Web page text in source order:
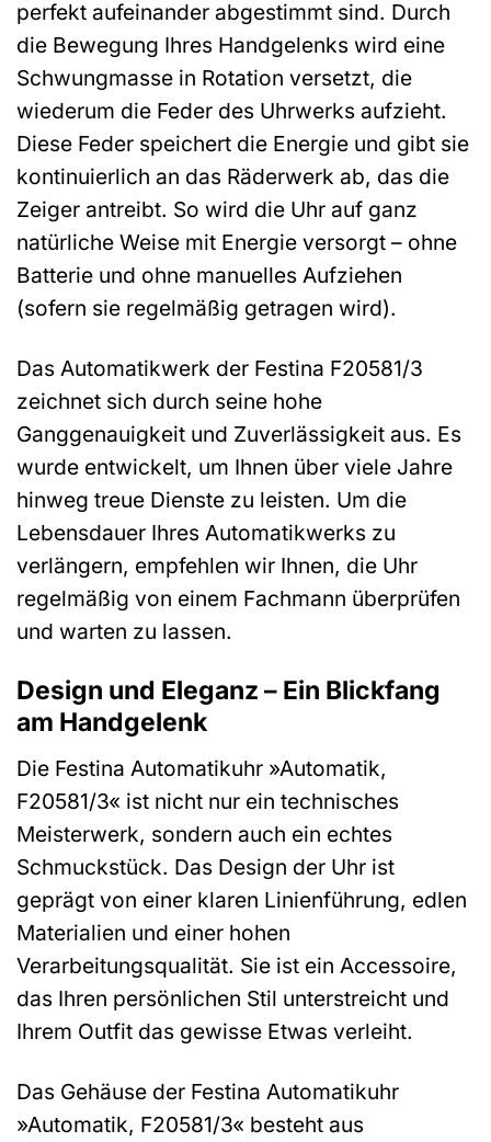
perfekt aufeinander abgestimmt sind. Durch
die Bewegung Ihres Handgelenks wird eine
Schwungmasse in Rotation versetzt, die
wiederum die Feder des Uhrwerks aufzieht.
Diese Feder speichert die Energie und gibt sie
kontinuierlich an das Räderwerk ab, das die
Zeiger antreibt. So wird die Uhr auf ganz
natürliche Weise mit Energie versorgt – ohne
Batterie und ohne manuelles Aufziehen
(sofern sie regelmäßig getragen wird).
Das Automatikwerk der Festina F20581/3
zeichnet sich durch seine hohe
Ganggenauigkeit und Zuverlässigkeit aus. Es
wurde entwickelt, um Ihnen über viele Jahre
hinweg treue Dienste zu leisten. Um die
Lebensdauer Ihres Automatikwerks zu
verlängern, empfehlen wir Ihnen, die Uhr
regelmäßig von einem Fachmann überprüfen
und warten zu lassen.
Design und Eleganz – Ein Blickfang
am Handgelenk
Die Festina Automatikuhr »Automatik,
F20581/3« ist nicht nur ein technisches
Meisterwerk, sondern auch ein echtes
Schmuckstück. Das Design der Uhr ist
geprägt von einer klaren Linienführung, edlen
Materialien und einer hohen
Verarbeitungsqualität. Sie ist ein Accessoire,
das Ihren persönlichen Stil unterstreicht und
Ihrem Outfit das gewisse Etwas verleiht.
Das Gehäuse der Festina Automatikuhr
»Automatik, F20581/3« besteht aus